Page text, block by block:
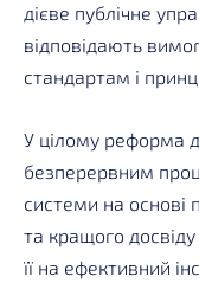
дієве публічне
відповідають
стандартам і
У цілому реформа
безперервним
системи на основі
та кращого
її на ефективний